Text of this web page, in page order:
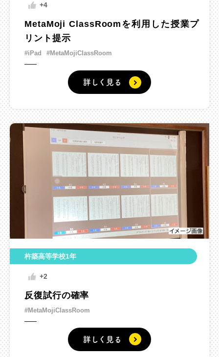
+4
MetaMoji ClassRoomを利用した授業プ
リント提示
#iPad #MetaMojiClassRoom
詳しく見る
杵築高等学校1年
+2
反復試行の確率
#MetaMojiClassRoom
詳しく見る